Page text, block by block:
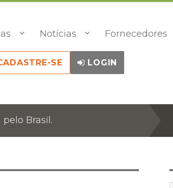
Notícias Fornecedores
SE LOGIN
Brasil.